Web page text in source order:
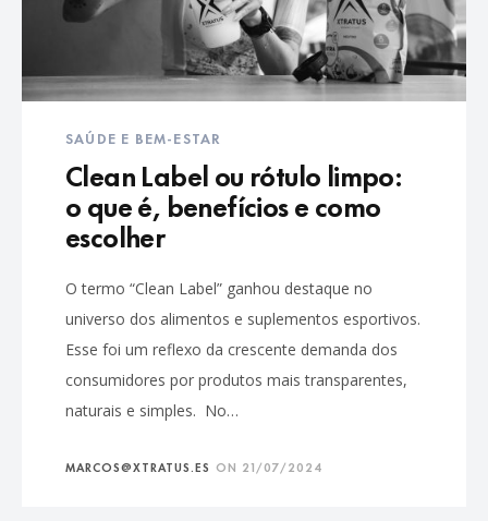
SAÚDE E BEM-ESTAR
Clean Label ou rótulo limpo:
o que é, benefícios e como
escolher
O termo “Clean Label” ganhou destaque no
universo dos alimentos e suplementos esportivos.
Esse foi um reflexo da crescente demanda dos
consumidores por produtos mais transparentes,
naturais e simples. No…
MARCOS@XTRATUS.ES ON 21/07/2024